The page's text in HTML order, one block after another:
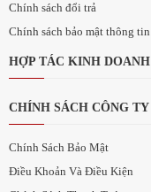
Chính sách đổi trả
Chính sách bảo mật thông tin
HỢP TÁC KINH DOANH
CHÍNH SÁCH CÔNG TY
Chính Sách Bảo Mật
Điều Khoản Và Điều Kiện